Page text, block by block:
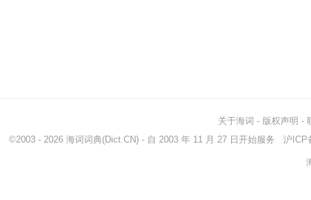
关于海词 - 版权声明 -
©2003 - 2026 海词词典(Dict.CN) - 自 2003 年 11 月 27 日开始服务 沪ICP